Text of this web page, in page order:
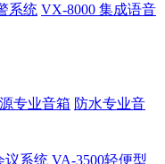
系统 VX-8000 集成语音
专业音箱 防水专业音
议系统 VA-3500轻便型